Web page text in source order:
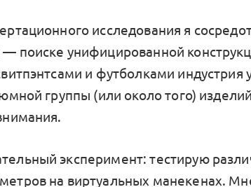
исследования я
поиске унифицированной
и футболками индустрия
группы (или около того)
эксперимент: тестирую
на виртуальных манекенах.